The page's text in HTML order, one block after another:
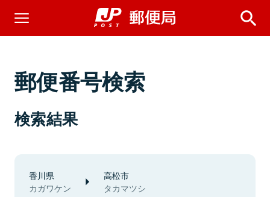
郵便番号検索
検索結果
香川県
カガワケン
高松市
タカマツシ